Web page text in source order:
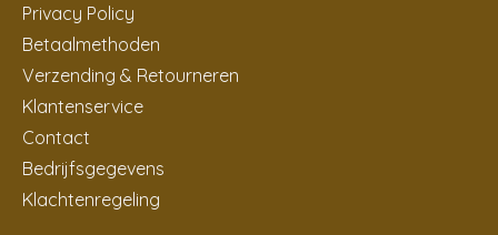
Privacy Policy
Betaalmethoden
Verzending & Retourneren
Klantenservice
Contact
Bedrijfsgegevens
Klachtenregeling